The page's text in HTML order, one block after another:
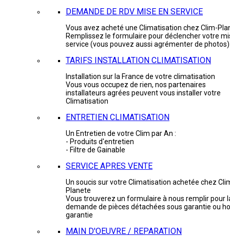
DEMANDE DE RDV MISE EN SERVICE
Vous avez acheté une Climatisation chez Clim-
Remplissez le formulaire pour déclencher votre
service (vous pouvez aussi agrémenter de photos)
TARIFS INSTALLATION CLIMATISATION
Installation sur la France de votre climatisation
Vous vous occupez de rien, nos partenaires
installateurs agrées peuvent vous installer votre
Climatisation
ENTRETIEN CLIMATISATION
Un Entretien de votre Clim par An :
- Produits d'entretien
- Filtre de Gainable
SERVICE APRES VENTE
Un soucis sur votre Climatisation achetée chez
Planete
Vous trouverez un formulaire à nous remplir pour
demande de pièces détachées sous garantie ou
garantie
MAIN D'OEUVRE / REPARATION